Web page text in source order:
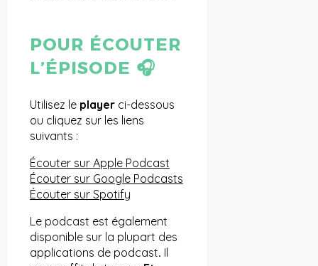
POUR ÉCOUTER
L’ÉPISODE 🎧
Utilisez le playerci-dessous
ou cliquez sur les liens
suivants :
Écouter sur Apple Podcast
Écouter sur Google Podcasts
Écouter sur Spotify
Le podcast est également
disponible sur la plupart des
applications de podcast. Il